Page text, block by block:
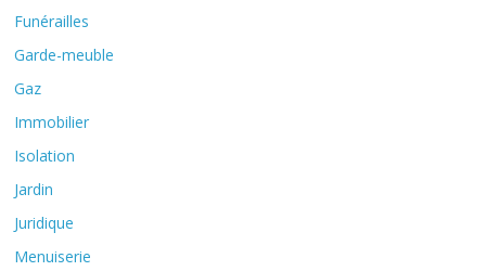
Funérailles
Garde-meuble
Gaz
Immobilier
Isolation
Jardin
Juridique
Menuiserie